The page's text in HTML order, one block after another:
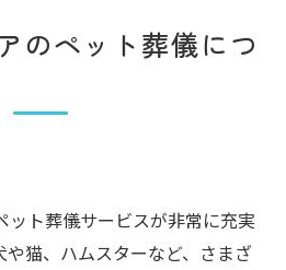
のペット葬儀につ
ット葬儀サービスが非常に充実
や猫、ハムスターなど、さまざ